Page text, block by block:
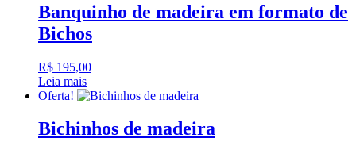
Banquinho de madeira em formato de
Bichos
R$ 195,00
Leia mais
Oferta!
Bichinhos de madeira